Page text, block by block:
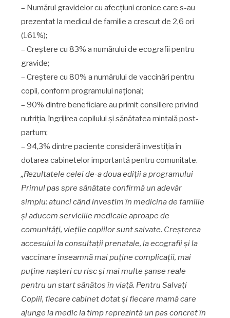
– Numărul gravidelor cu afecțiuni cronice care s-au
prezentat la medicul de familie a crescut de 2,6 ori
(161%);
– Creștere cu 83% a numărului de ecografii pentru
gravide;
– Creștere cu 80% a numărului de vaccinări pentru
copii, conform programului național;
– 90% dintre beneficiare au primit consiliere privind
nutriția, îngrijirea copilului și sănătatea mintală post-
partum;
– 94,3% dintre paciente consideră investiția în
dotarea cabinetelor importantă pentru comunitate.
„Rezultatele celei de-a doua ediții a programului
Primul pas spre sănătate confirmă un adevăr
simplu: atunci când investim în medicina de familie
și aducem serviciile medicale aproape de
comunități, viețile copiilor sunt salvate. Creșterea
accesului la consultații prenatale, la ecografii și la
vaccinare înseamnă mai puține complicații, mai
puține nașteri cu risc și mai multe șanse reale
pentru un start sănătos în viață. Pentru Salvați
Copiii, fiecare cabinet dotat și fiecare mamă care
ajunge la medic la timp reprezintă un pas concret în